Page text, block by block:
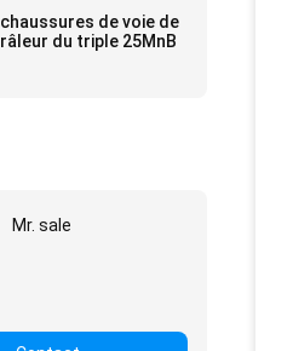
chaussures de voie de
râleur du triple 25MnB
Mr. sale